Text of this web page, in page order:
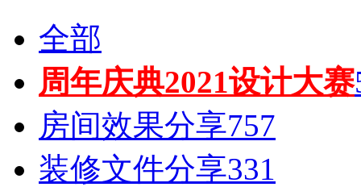
全部
周年庆典2021设计大赛
房间效果分享757
装修文件分享331